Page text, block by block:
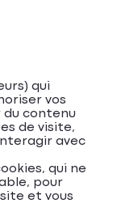
qui
vos
contenu
de visite,
avec
qui ne
pour
et vous